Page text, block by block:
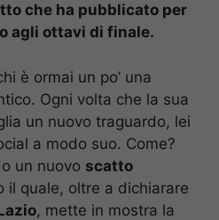
che ha pubblicato per
agli ottavi di finale.
è ormai un po’ una
Ogni volta che la sua
un nuovo traguardo, lei
a modo suo. Come?
un nuovo scatto
il quale, oltre a dichiarare
, mette in mostra la